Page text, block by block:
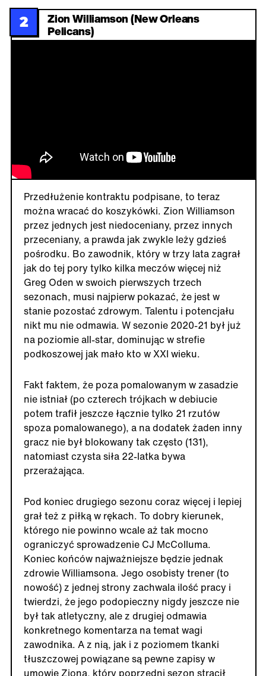
2
Zion Williamson (New Orleans
Pelicans)
Przedłużenie kontraktu podpisane, to teraz
można wracać do koszykówki. Zion Williamson
przez jednych jest niedoceniany, przez innych
przeceniany, a prawda jak zwykle leży gdzieś
pośrodku. Bo zawodnik, który w trzy lata zagrał
jak do tej pory tylko kilka meczów więcej niż
Greg Oden w swoich pierwszych trzech
sezonach, musi najpierw pokazać, że jest w
stanie pozostać zdrowym. Talentu i potencjału
nikt mu nie odmawia. W sezonie 2020-21 był już
na poziomie all-star, dominując w strefie
podkoszowej jak mało kto w XXI wieku.
Fakt faktem, że poza pomalowanym w zasadzie
nie istniał (po czterech trójkach w debiucie
potem trafił jeszcze łącznie tylko 21 rzutów
spoza pomalowanego), a na dodatek żaden inny
gracz nie był blokowany tak często (131),
natomiast czysta siła 22-latka bywa
przerażająca.
Pod koniec drugiego sezonu coraz więcej i lepiej
grał też z piłką w rękach. To dobry kierunek,
którego nie powinno wcale aż tak mocno
ograniczyć sprowadzenie CJ McColluma.
Koniec końców najważniejsze będzie jednak
zdrowie Williamsona. Jego osobisty trener (to
nowość) z jednej strony zachwala ilość pracy i
twierdzi, że jego podopieczny nigdy jeszcze nie
był tak atletyczny, ale z drugiej odmawia
konkretnego komentarza na temat wagi
zawodnika. A z nią, jak i z poziomem tkanki
tłuszczowej powiązane są pewne zapisy w
umowie Ziona, który poprzedni sezon stracił